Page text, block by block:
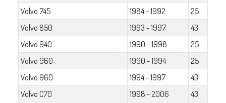
Volvo 745
1984 - 1992
25
Volvo 850
1993 - 1997
43
Volvo 940
1990 - 1998
25
Volvo 960
1990 - 1994
25
Volvo 960
1994 - 1997
43
Volvo C70
1998 - 2006
43